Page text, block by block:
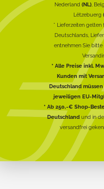
Nederland (NL),
Lëtzebuerg
* Lieferzeiten
Deutschlands,
entnehmen Sie
* Alle Preise inkl.
Kunden mit
Deutschland
jeweiligen EU-
* Ab 250,-€ Shop-
Deutschlandund in
versandfrei